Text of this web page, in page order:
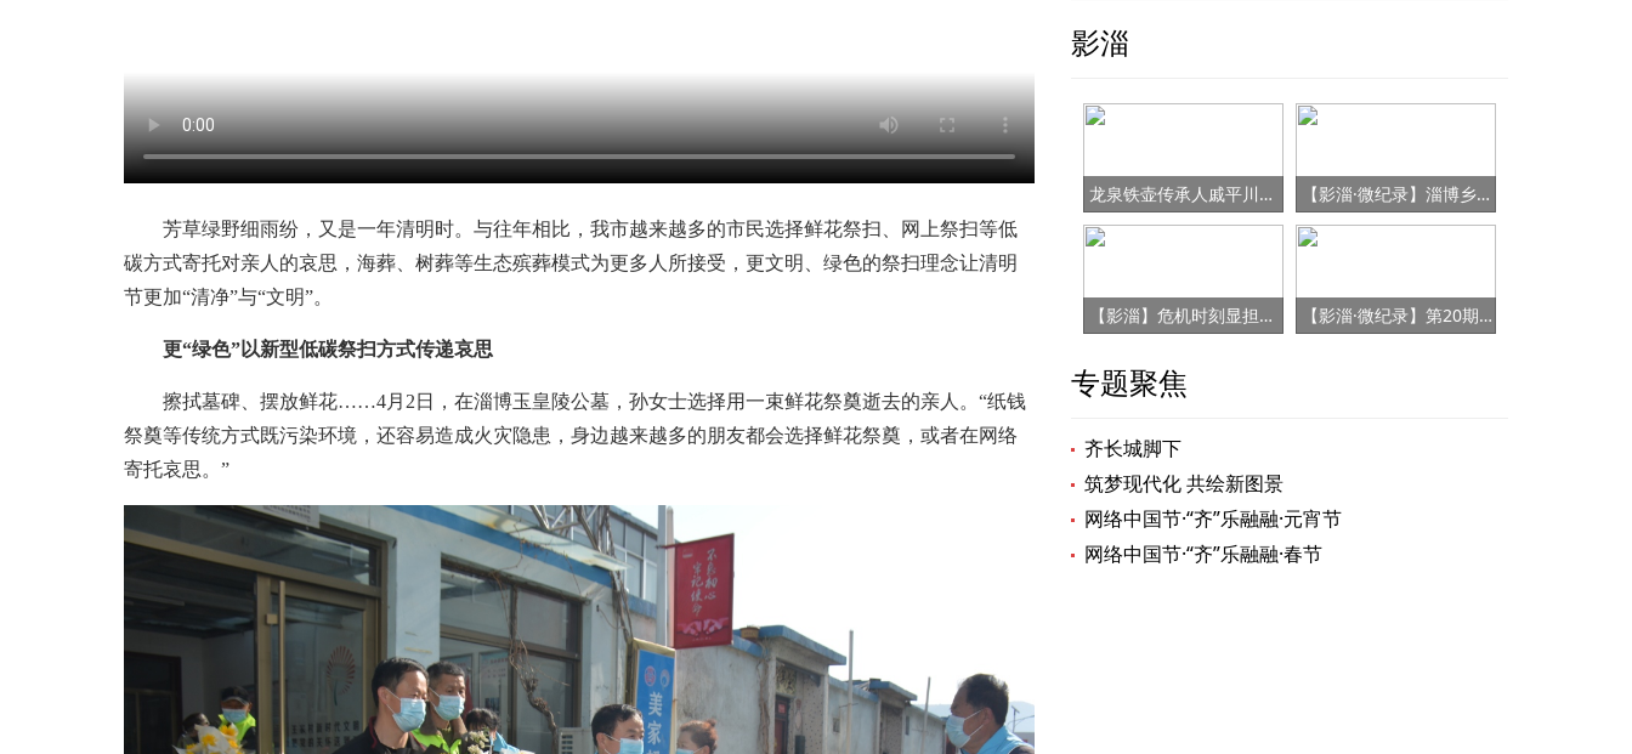
芳草绿野细雨纷，又是一年清明时。与往年相比，我市越来越多的市民选择鲜花祭扫、网上祭扫等低
碳方式寄托对亲人的哀思，海葬、树葬等生态殡葬模式为更多人所接受，更文明、绿色的祭扫理念让清明
节更加“清净”与“文明”。
更“绿色”以新型低碳祭扫方式传递哀思
擦拭墓碑、摆放鲜花……4月2日，在淄博玉皇陵公墓，孙女士选择用一束鲜花祭奠逝去的亲人。“纸钱
祭奠等传统方式既污染环境，还容易造成火灾隐患，身边越来越多的朋友都会选择鲜花祭奠，或者在网络
寄托哀思。”
影淄
龙泉铁壶传承人戚平川的“守艺”之路 【影淄·微纪录】淄博乡村女书记的“变形记”
【影淄】危机时刻显担当 赤胆忠心保健康 【影淄·微纪录】第20期：战“疫”老将刘景春
专题聚焦
齐长城脚下
筑梦现代化 共绘新图景
网络中国节·“齐”乐融融·元宵节
网络中国节·“齐”乐融融·春节